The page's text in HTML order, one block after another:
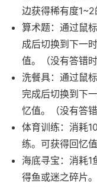
边获得稀有度
算术题：通过鼠
成后切换到下一
值。（没有答错
洗餐具：通过鼠
完成后切换到下
忆值。（没有答
体育训练：消耗
练。可获得回忆值
海底寻宝：消耗1
得鱼或迷之碎片。